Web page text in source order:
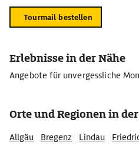
Tourmail bestellen
Erlebnisse in der Nähe
Angebote für unvergessliche
Orte und Regionen in
Allgäu Bregenz Lindau